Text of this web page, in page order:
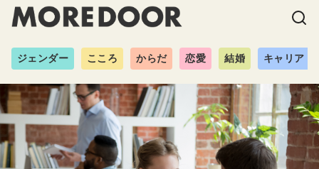
ジェンダー こころ からだ 恋愛 結婚 キャリア